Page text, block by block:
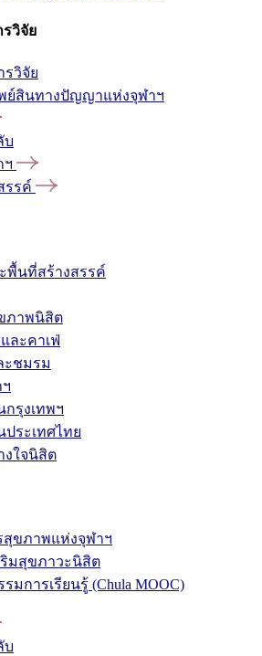
วิจัย
วิจัย
ย์สินทางปัญญาแห่งจุฬาฯ
บ
ฯ
รรค์
พื้นที่สร้างสรรค์
ภาพนิสิต
ละคาเฟ่
ะชมรม
รุงเทพฯ
ระเทศไทย
งใจนิสิต
สุขภาพแห่งจุฬาฯ
มสุขภาวะนิสิต
มการเรียนรู้ (Chula MOOC)
บ